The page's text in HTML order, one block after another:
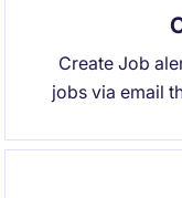
Create Job
jobs via email